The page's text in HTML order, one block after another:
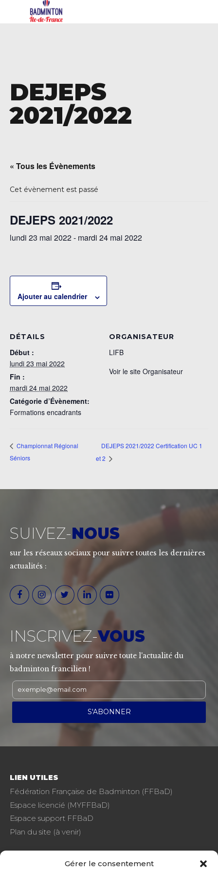
Gérer le consentement
DEJEPS
2021/2022
« Tous les Évènements
Cet évènement est passé
DEJEPS 2021/2022
lundi 23 mai 2022- mardi 24 mai 2022
Ajouter au calendrier
DÉTAILS
Début :
lundi 23 mai 2022
Fin :
mardi 24 mai 2022
Catégorie d’Évènement:
Formations encadrants
ORGANISATEUR
LIFB
Voir le site Organisateur
Championnat Régional
Séniors
DEJEPS 2021/2022 Certification UC 1
et 2
SUIVEZ-NOUS
sur les réseaux sociaux pour suivre toutes les dernières
actualités :
INSCRIVEZ-VOUS
à notre newsletter pour suivre toute l'actualité du
badminton francilien !
LIEN UTILES
Fédération Française de Badminton (FFBaD)
Espace licencié (MYFFBaD)
Espace support FFBaD
Plan du site (à venir)